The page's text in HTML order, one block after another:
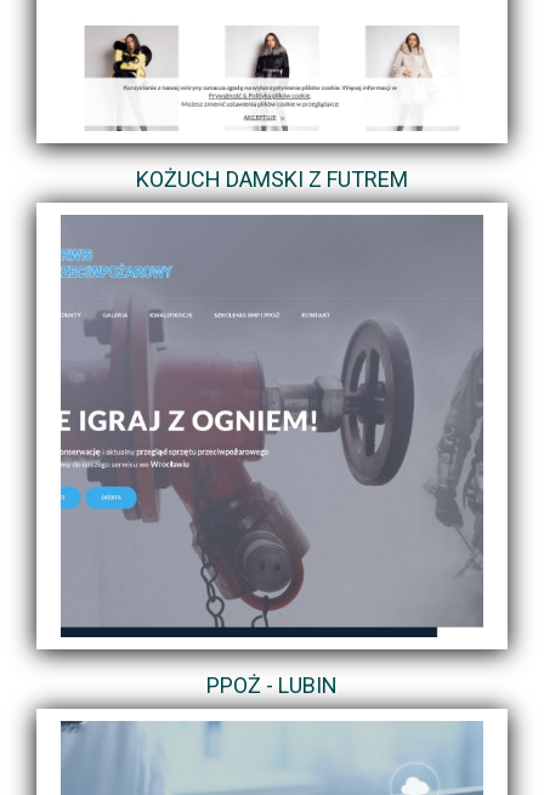
KOŻUCH DAMSKI Z FUTREM
PPOŻ - LUBIN